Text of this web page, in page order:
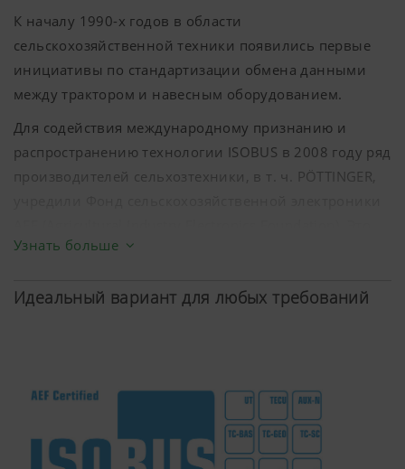
К началу 1990-х годов в области
сельскохозяйственной техники появились первые
инициативы по стандартизации обмена данными
между трактором и навесным оборудованием.
Для содействия международному признанию и
распространению технологии ISOBUS в 2008 году ряд
производителей сельхозтехники, в т. ч. PÖTTINGER,
объединение успешно продвигает идею
программного обеспечения от разных
Узнать больше
Идеальный вариант для любых требований